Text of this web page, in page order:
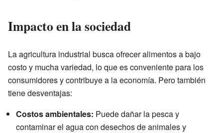
Impacto en la sociedad
La agricultura industrial busca ofrecer alimentos a bajo
costo y mucha variedad, lo que es conveniente para los
consumidores y contribuye a la economía. Pero también
tiene desventajas:
Costos ambientales: Puede dañar la pesca y
contaminar el agua con desechos de animales y